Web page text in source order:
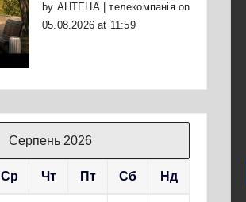
by АНТЕНА | телекомпаніяon
05.08.2026 at 11:59
Серпень 2026
Ср Чт Пт Сб Нд